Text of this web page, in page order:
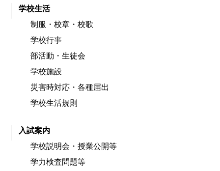
学校生活
制服・校章・校歌
学校行事
部活動・生徒会
学校施設
災害時対応・各種届出
学校生活規則
入試案内
学校説明会・授業公開等
学力検査問題等